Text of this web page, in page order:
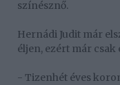
színésznő.
Hernádi Judit már
éljen, ezért már
- Tizenhét éves